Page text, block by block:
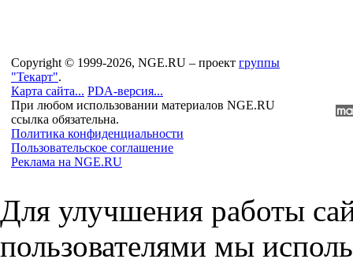
Copyright © 1999-2026, NGE.RU – проект группы
"Текарт".
Карта сайта... PDA-версия...
При любом использовании материалов NGE.RU
ссылка обязательна.
Политика конфиденциальности
Пользовательское соглашение
Реклама на NGE.RU
Для улучшения работы
пользователями мы